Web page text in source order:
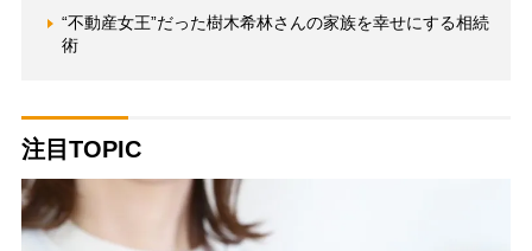
“不動産女王”だった樹木希林さんの家族を幸せにする相続
術
注目TOPIC